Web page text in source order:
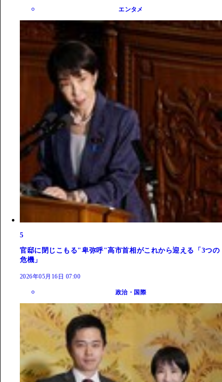
エンタメ
5
官邸に閉じこもる"卑弥呼"高市首相がこれから迎える「3つの
危機」
2026年05月16日 07:00
政治・国際